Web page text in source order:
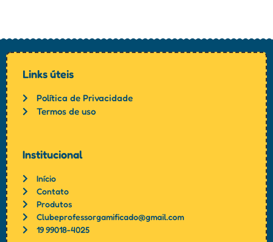
Links úteis
Política de Privacidade
Termos de uso
Institucional
Início
Contato
Produtos
Clubeprofessorgamificado@gmail.com
19 99018-4025